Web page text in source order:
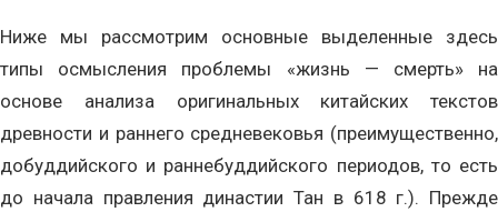
Ниже мы рассмотрим основные выделенные здесь
типы осмысления проблемы «жизнь — смерть» на
основе анализа оригинальных китайских текстов
древности и раннего средневековья (преимущественно,
добуддийского и раннебуддийского периодов, то есть
до начала правления династии Тан в 618 г.). Прежде